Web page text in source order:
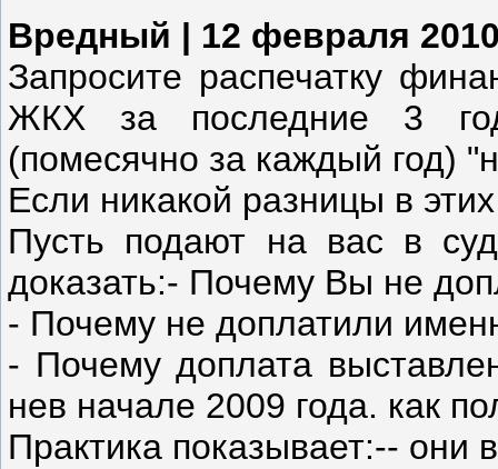
Вредный | 12 февраля
Запросите распечатку
ЖКХ за последние 3
(помесячно за каждый год)
Если никакой разницы в
Пусть подают на вас в
доказать:- Почему Вы не
- Почему не доплатили
- Почему доплата
нев начале 2009 года. как
Практика показывает:-- они